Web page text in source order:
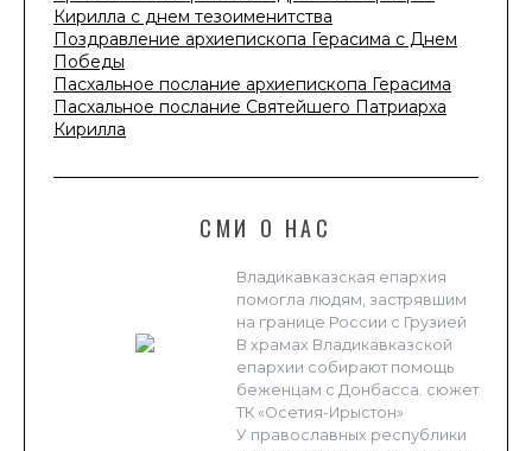
Кирилла с днем тезоименитства
Поздравление архиепископа Герасима с Днем
Победы
Пасхальное послание архиепископа Герасима
Пасхальное послание Святейшего Патриарха
Кирилла
СМИ О НАС
Владикавказская епархия
помогла людям, застрявшим
на границе России с Грузией
В храмах Владикавказской
епархии собирают помощь
беженцам с Донбасса. сюжет
ТК «Осетия-Ирыстон»
У православных республики